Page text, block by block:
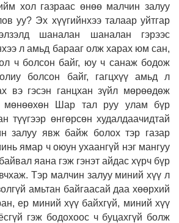
хол газраас өнөө малчин залуу
уу? Эх хүүгийнхээ талаар уйтгар
шаналан шаналан гэрээс
л амьд барааг олж харах юм сан,
ч болсон байг, юу ч санаж бодож
болсон байг, гагцхүү амьд л
вэ гэсэн ганцхан зүйл мөрөөдөж
мөнөөхөн Шар тал руу улам бүр
түүгээр өнгөрсөн худалдаачидтай
залуу явж байж болох тэр газар
ямар ч оюун ухаангүй нэг мангуу
яана гэж гэнэт айдас хүрч бүр
Тэр малчин залуу миний хүү л
амьтан байгаасай даа хөөрхий
ер миний хүү байхгүй, миний хүү
гэж бодохоос ч буцахгүй болж